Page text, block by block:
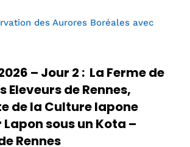
des Aurores Boréales avec
– Jour 2 : La Ferme de
Eleveurs de Rennes,
de la Culture lapone
Lapon sous un Kota –
Rennes